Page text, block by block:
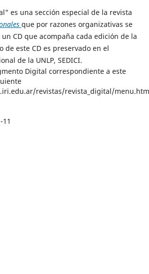
es una sección especial de la revista
que por razones organizativas se
CD que acompaña cada edición de la
de este CD es preservado en el
de la UNLP, SEDICI.
Digital correspondiente a este
revistas/revista_digital/menu.htm
11